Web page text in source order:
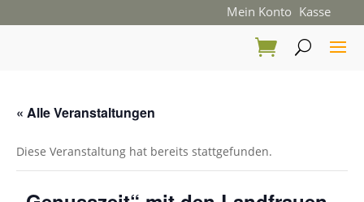
Mein Konto Kasse
« Alle Veranstaltungen
Diese Veranstaltung hat bereits stattgefunden.